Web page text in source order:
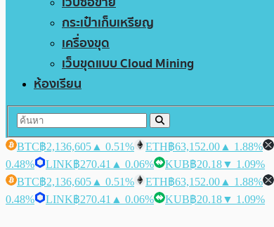
กระเป๋าเก็บเหรียญ
เครื่องขุด
เว็บขุดแบบ Cloud Mining
ห้องเรียน
BTC฿2,136,605 ▲ 0.51% ETH฿63,152.00 ▲ 1.88%
0.48%
LINK฿270.41 ▲ 0.06% KUB฿20.18▼ 1.09%
BTC฿2,136,605 ▲ 0.51% ETH฿63,152.00 ▲ 1.88%
0.48%
LINK฿270.41 ▲ 0.06% KUB฿20.18▼ 1.09%